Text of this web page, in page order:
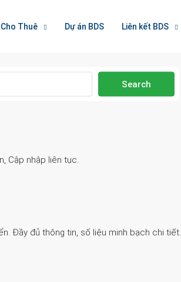
Thuê Dự án BDS Liên kết BDS
Houzez
Search
Cập nhập liên tục.
Đầy đủ thông tin, số liệu minh bạch chi tiết.